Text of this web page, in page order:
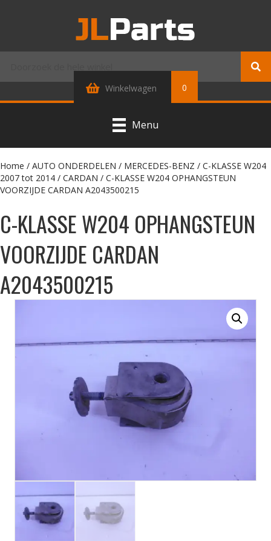
Winkelwagen 0
Menu
Home / AUTO ONDERDELEN / MERCEDES-BENZ / C-KLASSE W204
2007 tot 2014 / CARDAN / C-KLASSE W204 OPHANGSTEUN
VOORZIJDE CARDAN A2043500215
C-KLASSE W204 OPHANGSTEUN
VOORZIJDE CARDAN
A2043500215